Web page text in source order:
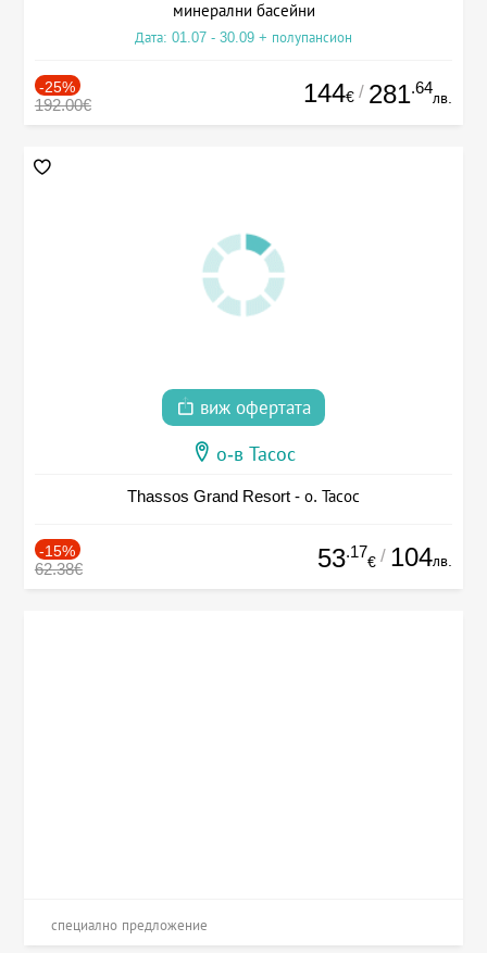
минерални басейни
Дата: 01.07 - 30.09 + полупансион
-25%
192.00€ 144€ / 281.64
лв.
виж офертата
о-в Тасос
Thassos Grand Resort - о. Тасос
-15%
62.38€ 53.17
€ / 104лв.
специално предложение